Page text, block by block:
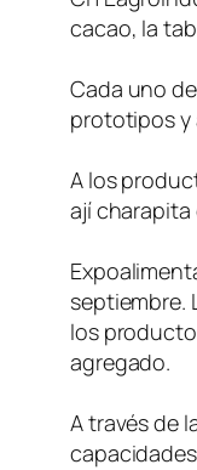
cacao, la
Cada uno
prototipos y
A los
ají charapita
septiembre.
los
agregado.
A través de